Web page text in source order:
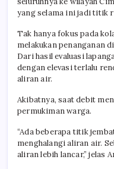
yang selama ini jadi titik
Tak hanya fokus pada
melakukan penanganan
Dari hasil evaluasi
dengan elevasi terlalu
aliran air.
Akibatnya, saat debit
permukiman warga.
“Ada beberapa titik
menghalangi aliran air.
aliran lebih lancar,” jelas